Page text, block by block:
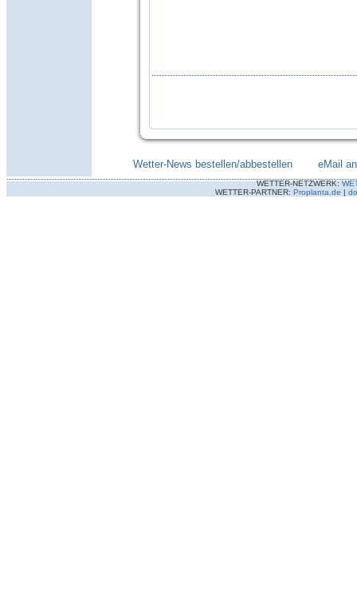
Wetter-News bestellen/abbestellen eMail
WETTER-NETZWERK:
WETTER-PARTNER: Proplanta.de |